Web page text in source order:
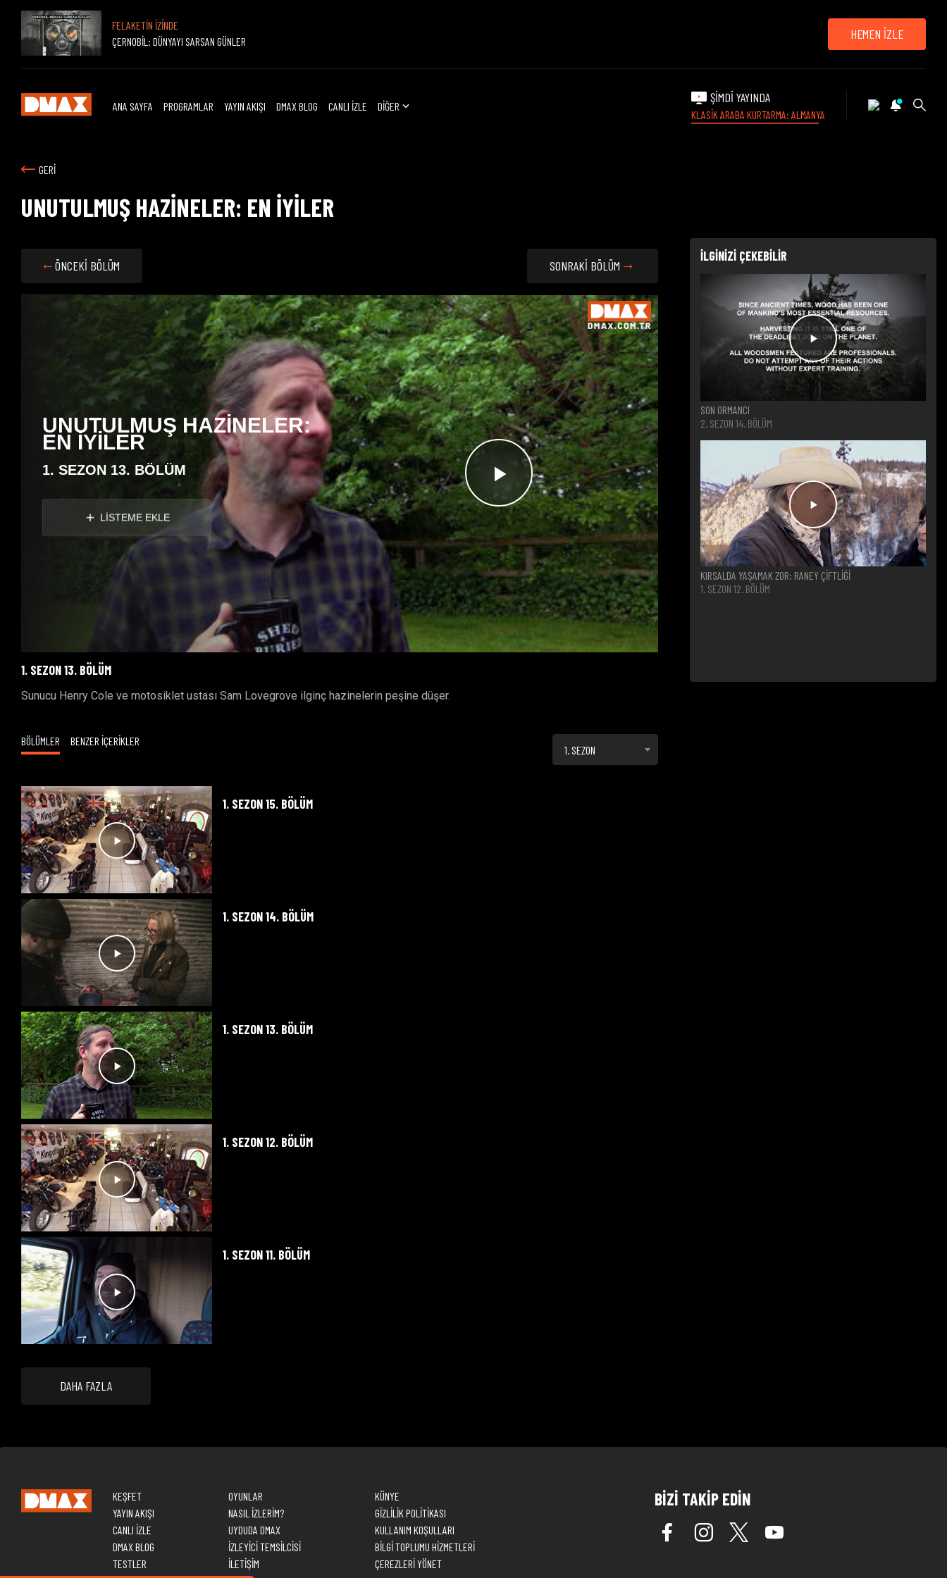
FELAKETİN İZİNDE
ÇERNOBİL: DÜNYAYI SARSAN GÜNLER
HEMEN İZLE
ANA SAYFA PROGRAMLAR YAYIN AKIŞI DMAX BLOG CANLI İZLE DİĞER
ŞİMDİ YAYINDA
KLASİK ARABA KURTARMA: ALMANYA
GERİ
UNUTULMUŞ HAZİNELER: EN İYİLER
ÖNCEKİ BÖLÜM SONRAKİ BÖLÜM
Videoyu
Oynat
UNUTULMUŞ HAZİNELER:
EN İYİLER
1. SEZON 13. BÖLÜM
LİSTEME EKLE
1. SEZON 13. BÖLÜM
Sunucu Henry Cole ve motosiklet ustası Sam Lovegrove ilginç hazinelerin peşine düşer.
BÖLÜMLER BENZER İÇERİKLER
1. SEZON
1. SEZON 15. BÖLÜM
1. SEZON 14. BÖLÜM
1. SEZON 13. BÖLÜM
1. SEZON 12. BÖLÜM
1. SEZON 11. BÖLÜM
DAHA FAZLA
İLGİNİZİ ÇEKEBİLİR
SON ORMANCI
2. SEZON 14. BÖLÜM
KIRSALDA YAŞAMAK ZOR: RANEY ÇİFTLİĞİ
1. SEZON 12. BÖLÜM
KEŞFET
YAYIN AKIŞI
CANLI İZLE
DMAX BLOG
TESTLER
OYUNLAR
NASIL İZLERİM?
UYDUDA DMAX
İZLEYİCİ TEMSİLCİSİ
İLETİŞİM
KÜNYE
GİZLİLİK POLİTİKASI
KULLANIM KOŞULLARI
BİLGİ TOPLUMU HİZMETLERİ
ÇEREZLERİ YÖNET
BİZİ TAKİP EDİN